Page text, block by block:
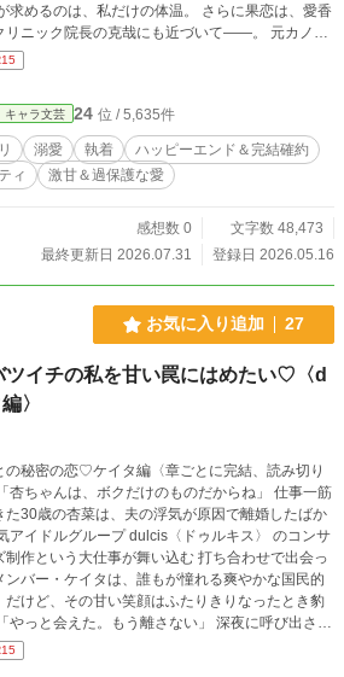
求めるのは、私だけの体温。 さらに果恋は、愛香
ニック院長の克哉にも近づいて――。 元カノ、
、独占欲。 愛が重すぎる美容系アイドルとの、甘
しでもある、アラタのほろ
愛香はアラタを癒したい、守りたいと強く願う。
〉 前作を読んでなくても分かるようにしておりま
でいただけると、世界観がよりよく伝わります。
イドルは、甘い吐息で私を溺愛する♡ 推しの秘密
https://www.alphapolis.co.jp/novel/411579529/53
キャラ文芸 24 位 / 5,635件
溺愛 執着
ハッピーエンド＆完結確約
ィ 激甘＆過保護な愛
感想数 0
文字数 48,473
最終更新日 2026.07.31
登録日 2026.05.16
お気に入り追加 27
ツイチの私を甘い罠にはめたい♡〈d
〉
の秘密の恋♡ケイタ編〈章ごとに完結、読み切り
た30歳の杏菜は、夫の浮気が原因で離婚したばか
アイドルグループ dulcis〈ドゥルキス〉 のコンサ
いう大仕事が舞い込む 打ち合わせで出会っ
ンバー・ケイタは、誰もが憧れる爽やかな国民的
だけど、その甘い笑顔はふたりきりなったとき豹
アプローチに戸惑う杏菜。 ケイタの正体は、杏菜
た少年だった。 「大きくなったら、アイ